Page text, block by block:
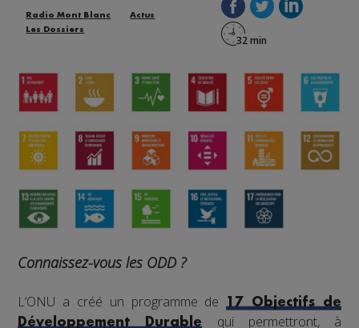
Radio Mont Blanc
Actus
Les Dossiers
Connaissez-vous les ODD ?
L’ONU a créé un programme de17 Objectifs de
Développement Durable
qui permettront, à